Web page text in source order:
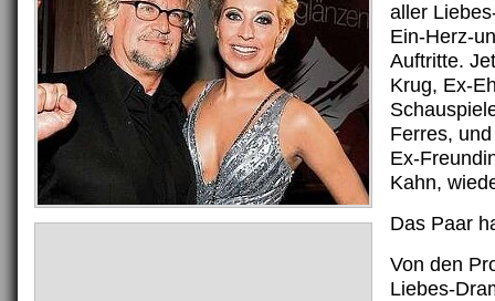
aller
Ein-Herz-
Auftritte.
Krug, Ex-
Ferres,
Ex-
Kahn,
Das Paar
Von den
Liebes-